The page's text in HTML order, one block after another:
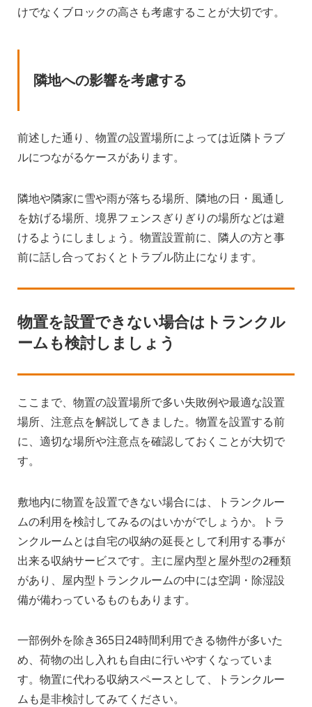
けでなくブロックの高さも考慮することが大切です。
隣地への影響を考慮する
前述した通り、物置の設置場所によっては近隣トラブ
ルにつながるケースがあります。
隣地や隣家に雪や雨が落ちる場所、隣地の日・風通し
を妨げる場所、境界フェンスぎりぎりの場所などは避
けるようにしましょう。物置設置前に、隣人の方と事
前に話し合っておくとトラブル防止になります。
物置を設置できない場合はトランクル
ームも検討しましょう
ここまで、物置の設置場所で多い失敗例や最適な設置
場所、注意点を解説してきました。物置を設置する前
に、適切な場所や注意点を確認しておくことが大切で
す。
敷地内に物置を設置できない場合には、トランクルー
ムの利用を検討してみるのはいかがでしょうか。トラ
ンクルームとは自宅の収納の延長として利用する事が
出来る収納サービスです。主に屋内型と屋外型の2種類
があり、屋内型トランクルームの中には空調・除湿設
備が備わっているものもあります。
一部例外を除き365日24時間利用できる物件が多いた
め、荷物の出し入れも自由に行いやすくなっていま
す。物置に代わる収納スペースとして、トランクルー
ムも是非検討してみてください。